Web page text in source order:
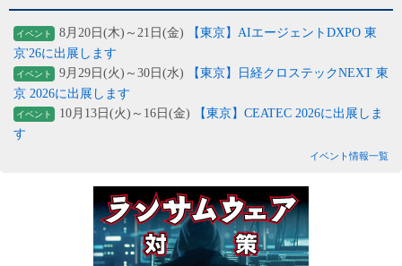
イベント 8月20日(木)～21日(金)
【東京】AIエージェントDXPO 東
京'26に出展します
イベント 9月29日(火)～30日(水)
【東京】日経クロステックNEXT 東
京 2026に出展します
イベント 10月13日(火)～16日(金)
【東京】CEATEC 2026に出展しま
す
イベント情報一覧